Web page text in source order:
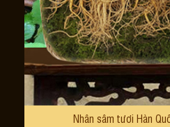
Nhân sâm tươi Hàn